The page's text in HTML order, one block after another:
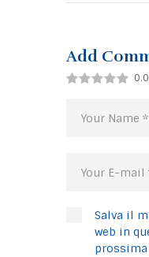
Add
0.0
Salva il
web in